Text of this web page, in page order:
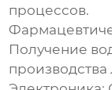
процессов.
Получение
производства